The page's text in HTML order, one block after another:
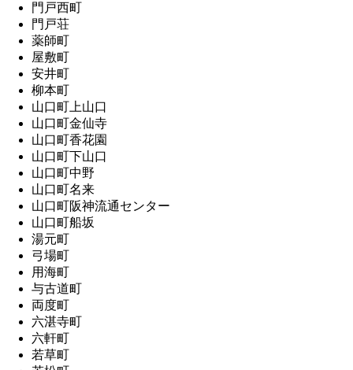
門戸西町
門戸荘
薬師町
屋敷町
安井町
柳本町
山口町上山口
山口町金仙寺
山口町香花園
山口町下山口
山口町中野
山口町名来
山口町阪神流通センター
山口町船坂
湯元町
弓場町
用海町
与古道町
両度町
六湛寺町
六軒町
若草町